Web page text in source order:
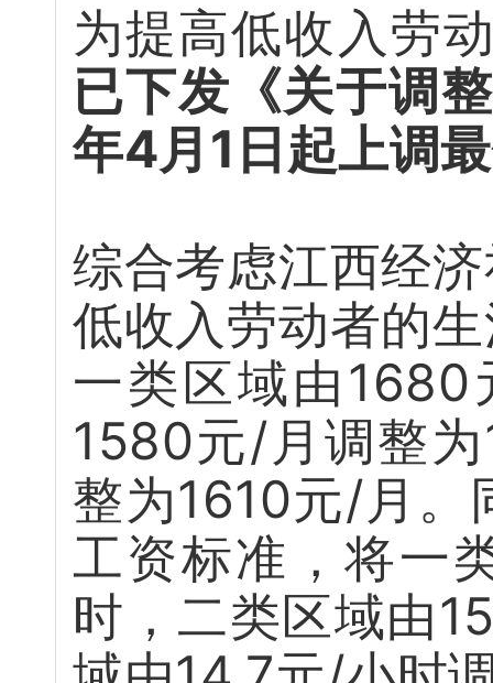
为提高低收入劳
已下发《关于调
年4月1日起上调
综合考虑江西经
低收入劳动者的
一类区域由
1580元/月调整
整为1610元/月。
工资标准，将一
时，二类区域由